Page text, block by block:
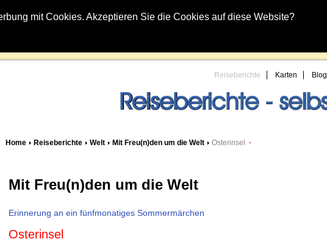
mit Cookies. Akzeptieren Sie die Cookies auf diese Website?
Reiseberichte Karten Blog
Home Reiseberichte Welt Mit Freu(n)den um die Welt Osterinsel ·
Mit Freu(n)den um die Welt
Erinnerung an ein fünfmonatiges Sommermärchen
Osterinsel